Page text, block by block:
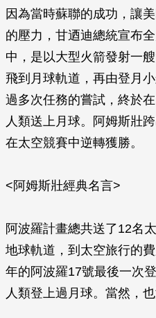
因為當時蘇聯的成功，讓
的壓力，甘迺迪總統宣布
中，是以大型火箭發射一
飛到月球軌道，再由登月
過多次任務的嘗試，終於
人類送上月球。阿姆斯壯
在太空競賽中逆轉獲勝。
<阿姆斯壯經典名言>
阿波羅計畫總共送了12名
地球軌道，到太空旅行的
年的阿波羅17號最後一次
人類登上過月球。當然，